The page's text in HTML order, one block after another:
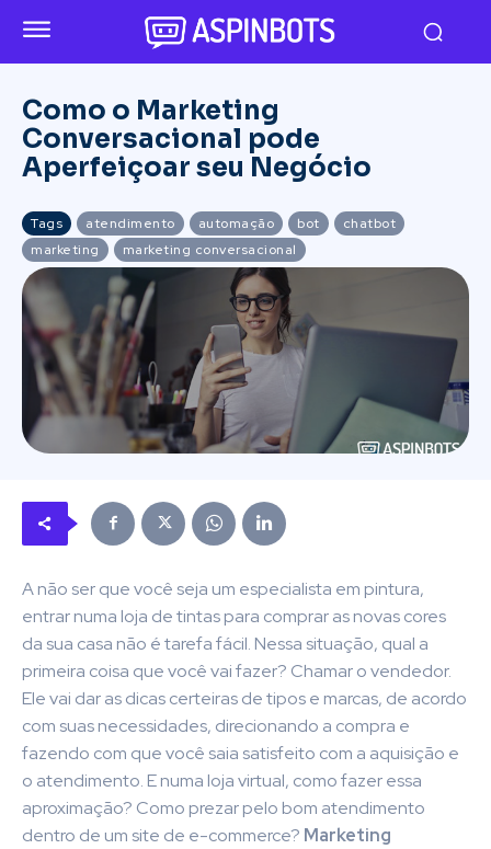
Como o Marketing
Conversacional pode
Aperfeiçoar seu Negócio
Tags atendimento automação bot
chatbot
marketing
marketing conversacional
A não ser que você seja um especialista em pintura,
entrar numa loja de tintas para comprar as novas cores
da sua casa não é tarefa fácil. Nessa situação, qual a
primeira coisa que você vai fazer? Chamar o vendedor.
Ele vai dar as dicas certeiras de tipos e marcas, de acordo
com suas necessidades, direcionando a compra e
fazendo com que você saia satisfeito com a aquisição e
o atendimento. E numa loja virtual, como fazer essa
aproximação? Como prezar pelo bom atendimento
dentro de um site de e-commerce? Marketing